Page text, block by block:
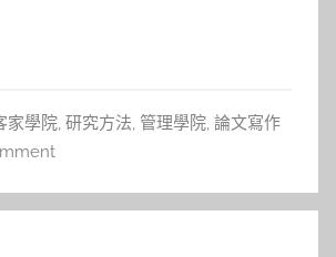
了一輪又一輪，關鍵字改了好幾版，
能下
家學院, 研究方法, 管理學院, 論文寫作